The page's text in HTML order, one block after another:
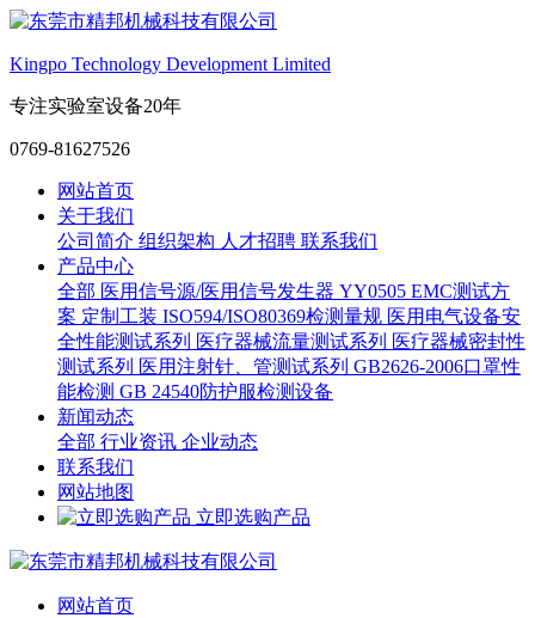
Kingpo Technology Development Limited
专注实验室设备20年
0769-81627526
网站首页
关于我们
公司简介 组织架构 人才招聘 联系我们
产品中心
全部 医用信号源/医用信号发生器 YY0505 EMC测试方
案 定制工装 ISO594/ISO80369检测量规 医用电气设备安
全性能测试系列 医疗器械流量测试系列 医疗器械密封性
测试系列 医用注射针、管测试系列 GB2626-2006口罩性
能检测 GB 24540防护服检测设备
新闻动态
全部 行业资讯 企业动态
联系我们
网站地图
立即选购产品
网站首页